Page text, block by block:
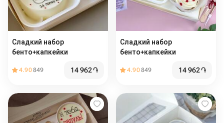
Сладкий набор
бенто+капкейки
4.90849 14 962֏
Сладкий набор
бенто+капкейки
4.90849 14 962֏